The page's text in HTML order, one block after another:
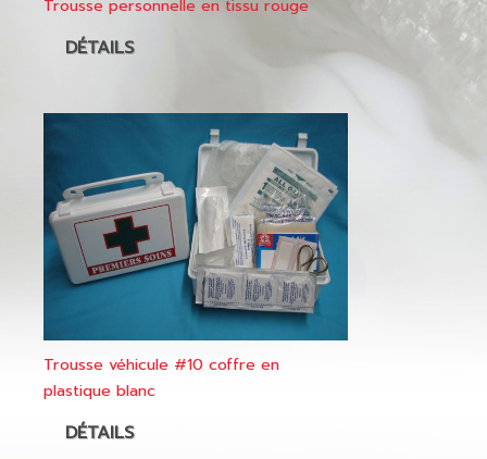
Trousse personnelle en tissu rouge
DÉTAILS
Trousse véhicule #10 coffre en
plastique blanc
DÉTAILS